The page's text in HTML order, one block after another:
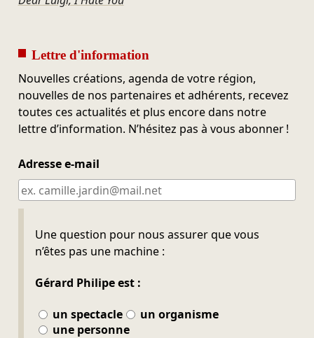
Lettre d'information
Nouvelles créations, agenda de votre région,
nouvelles de nos partenaires et adhérents, recevez
toutes ces actualités et plus encore dans notre
lettre d’information. N’hésitez pas à vous abonner !
Adresse e-mail
Une question pour nous assurer que vous
n’êtes pas une machine :
Gérard Philipe est :
un spectacle
un organisme
une personne
Ne pas remplir